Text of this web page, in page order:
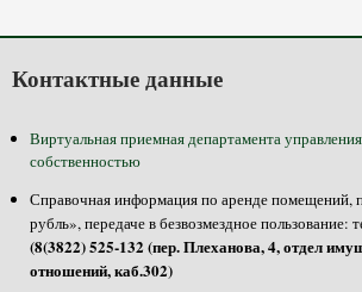
Контактные данные
Виртуальная приемная департамента
собственностью
Справочная информация по аренде помещений,
рубль», передаче в безвозмездное пользование:
(8(3822) 525-132 (пер. Плеханова, 4, отдел
отношений, каб.302)